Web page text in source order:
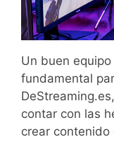
Un buen
fundamental
contar con las
crear